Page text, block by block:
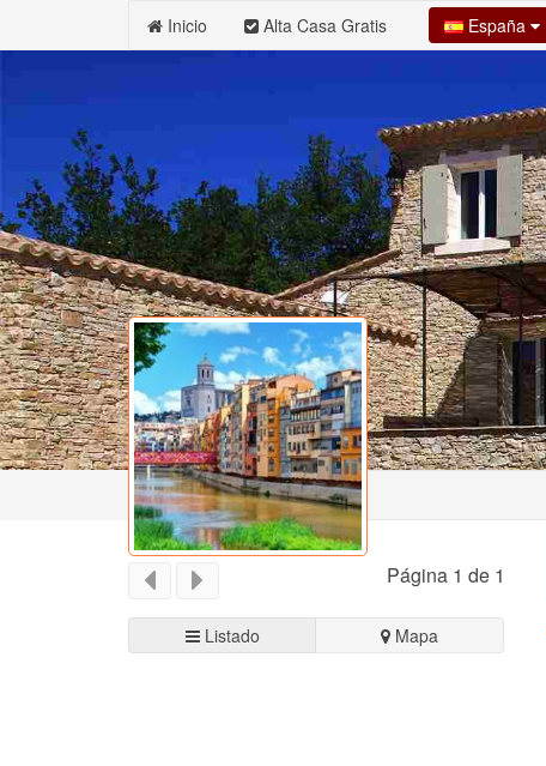
Inicio Alta Casa Gratis España
Página 1 de 1
Listado Mapa